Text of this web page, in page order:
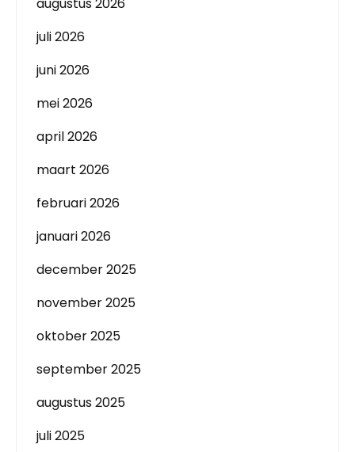
juli 2026
juni 2026
mei 2026
april 2026
maart 2026
februari 2026
januari 2026
december 2025
november 2025
oktober 2025
september 2025
augustus 2025
juli 2025